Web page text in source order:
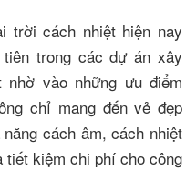
trời cách nhiệt hiện nay
trong các dự án xây
vào những ưu điểm
chỉ mang đến vẻ đẹp
cách âm, cách nhiệt
tiết kiệm chi phí cho công